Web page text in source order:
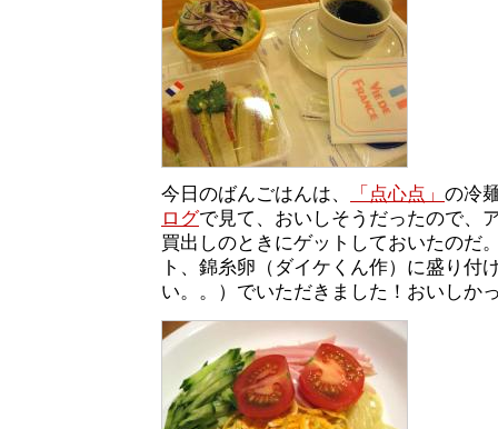
今日のばんごはんは、 「点心点」 の冷
ログで見て、おいしそうだったので、
買出しのときにゲットしておいたのだ
ト、錦糸卵（ダイケくん作）に盛り付
い。。）でいただきました！おいしか